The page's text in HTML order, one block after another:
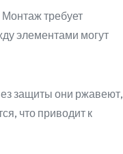
требует
элементами могут
защиты они ржавеют,
что приводит к